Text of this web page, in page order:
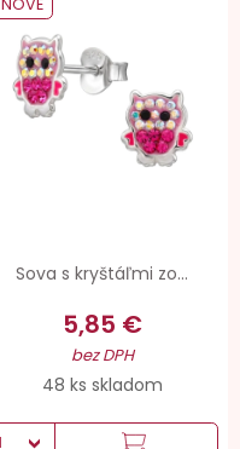
Sova s kryštáľmi zo...
5,85 €
bez DPH
48 ks skladom
NOVÉ